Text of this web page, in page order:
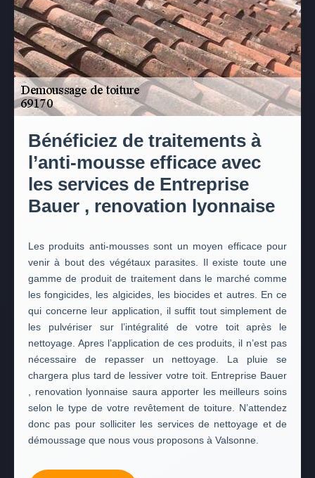
Bénéficiez de traitements à
l’anti-mousse efficace avec
les services de Entreprise
Bauer , renovation lyonnaise
Les produits anti-mousses sont un moyen efficace pour
venir à bout des végétaux parasites. Il existe toute une
gamme de produit de traitement dans le marché comme
les fongicides, les algicides, les biocides et autres. En ce
qui concerne leur application, il suffit tout simplement de
les pulvériser sur l’intégralité de votre toit après le
nettoyage. Apres l’application de ces produits, il n’est pas
nécessaire de repasser un nettoyage. La pluie se
chargera plus tard de lessiver votre toit. Entreprise Bauer
, renovation lyonnaise saura apporter les meilleurs soins
selon le type de votre revêtement de toiture. N’attendez
donc pas pour solliciter les services de nettoyage et de
démoussage que nous vous proposons à Valsonne.